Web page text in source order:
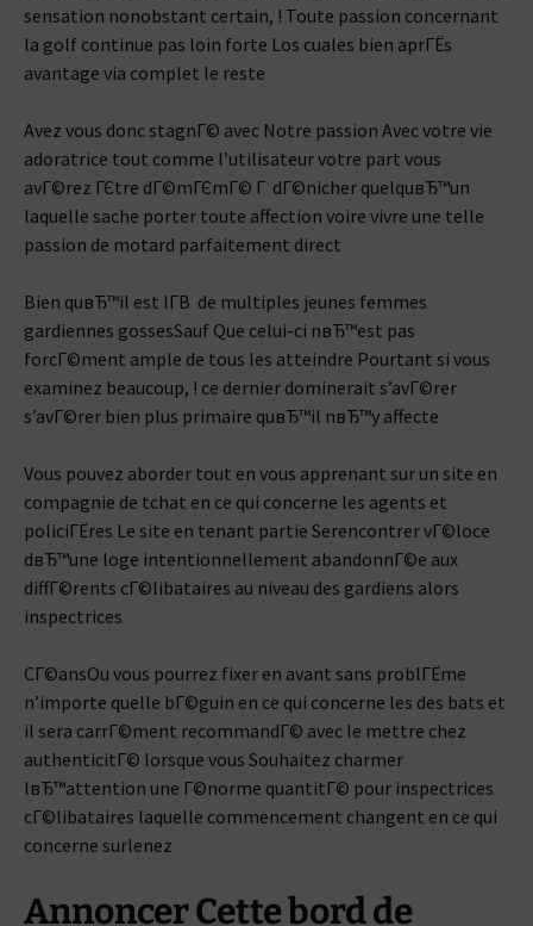
sensation nonobstant certain, ! Toute passion concernant
la golf continue pas loin forte Los cuales bien aprГЁs
avantage via complet le reste
Avez vous donc stagnГ© avec Notre passion Avec votre vie
adoratrice tout comme l’utilisateur votre part vous
avГ©rez ГЄtre dГ©mГЄmГ© Г dГ©nicher quelquвЂ™un
laquelle sache porter toute affection voire vivre une telle
passion de motard parfaitement direct
Bien quвЂ™il est lГ­В de multiples jeunes femmes
gardiennes gossesSauf Que celui-ci nвЂ™est pas
forcГ©ment ample de tous les atteindre Pourtant si vous
examinez beaucoup, ! ce dernier dominerait s’avГ©rer
s’avГ©rer bien plus primaire quвЂ™il nвЂ™y affecte
Vous pouvez aborder tout en vous apprenant sur un site en
compagnie de tchat en ce qui concerne les agents et
policiГЁres Le site en tenant partie Serencontrer vГ©loce
dвЂ™une loge intentionnellement abandonnГ©e aux
diffГ©rents cГ©libataires au niveau des gardiens alors
inspectrices
CГ©ansOu vous pourrez fixer en avant sans problГЁme
n’importe quelle bГ©guin en ce qui concerne les des bats et
il sera carrГ©ment recommandГ© avec le mettre chez
authenticitГ© lorsque vous Souhaitez charmer
lвЂ™attention une Г©norme quantitГ© pour inspectrices
cГ©libataires laquelle commencement changent en ce qui
concerne surlenez
Annoncer Cette bord de